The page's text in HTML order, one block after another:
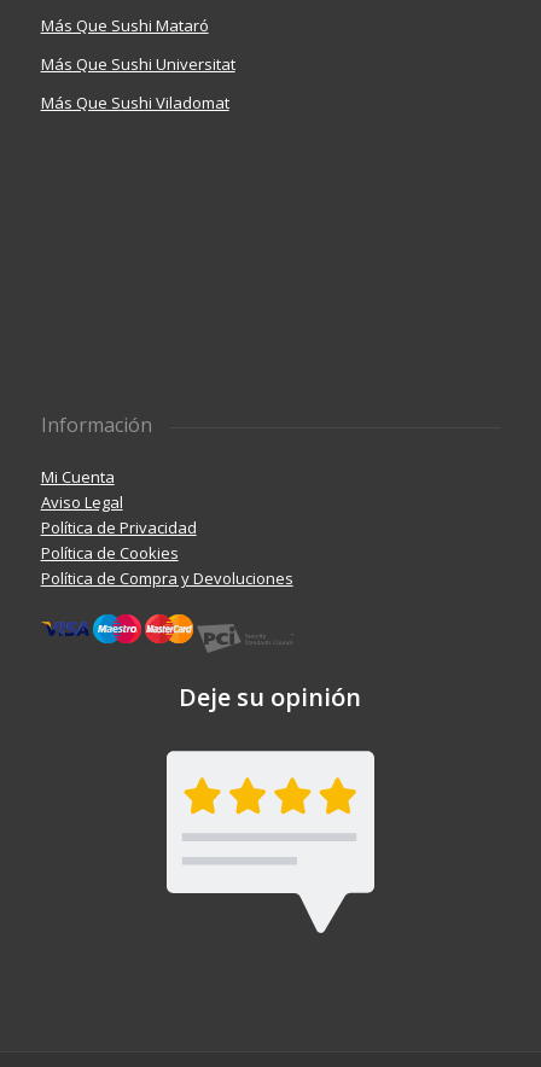
Más Que Sushi Mataró
Más Que Sushi Universitat
Más Que Sushi Viladomat
Información
Mi Cuenta
Aviso Legal
Política de Privacidad
Política de Cookies
Política de Compra y Devoluciones
Deje su opinión